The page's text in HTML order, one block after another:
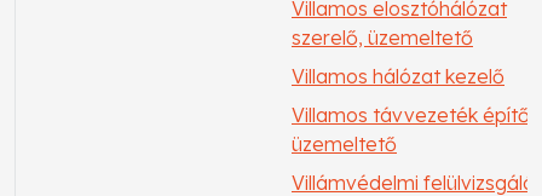
Villamos elosztóhálózat
szerelő, üzemeltető
Villamos hálózat kezelő
Villamos távvezeték építő,
üzemeltető
Villámvédelmi felülvizsgáló